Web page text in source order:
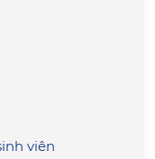
viên